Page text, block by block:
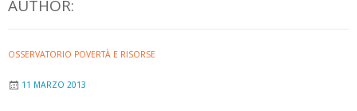
AUTHOR:
OSSERVATORIO POVERTÀ E RISORSE
11 MARZO 2013